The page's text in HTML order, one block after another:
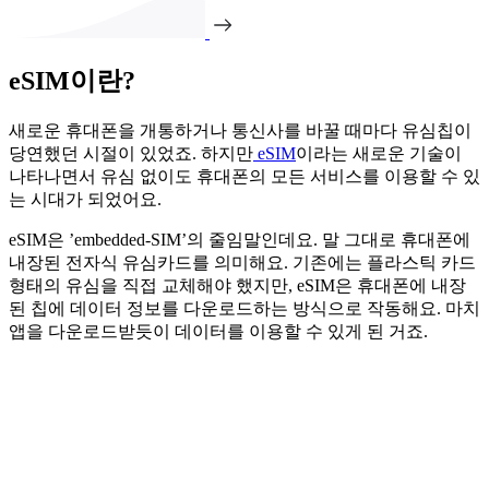
eSIM이란?
새로운 휴대폰을 개통하거나 통신사를 바꿀 때마다 유심칩이
당연했던 시절이 있었죠. 하지만 eSIM이라는 새로운 기술이
나타나면서 유심 없이도 휴대폰의 모든 서비스를 이용할 수 있
는 시대가 되었어요.
eSIM은 ’embedded-SIM’의 줄임말인데요. 말 그대로 휴대폰에
내장된 전자식 유심카드를 의미해요. 기존에는 플라스틱 카드
형태의 유심을 직접 교체해야 했지만, eSIM은 휴대폰에 내장
된 칩에 데이터 정보를 다운로드하는 방식으로 작동해요. 마치
앱을 다운로드받듯이 데이터를 이용할 수 있게 된 거죠.